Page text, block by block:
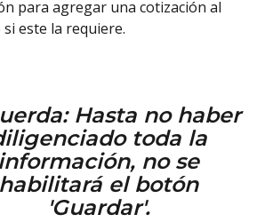
para agregar una cotización al
este la requiere.
Hasta no haber
toda la
información, no se
habilitará el botón
'Guardar'.